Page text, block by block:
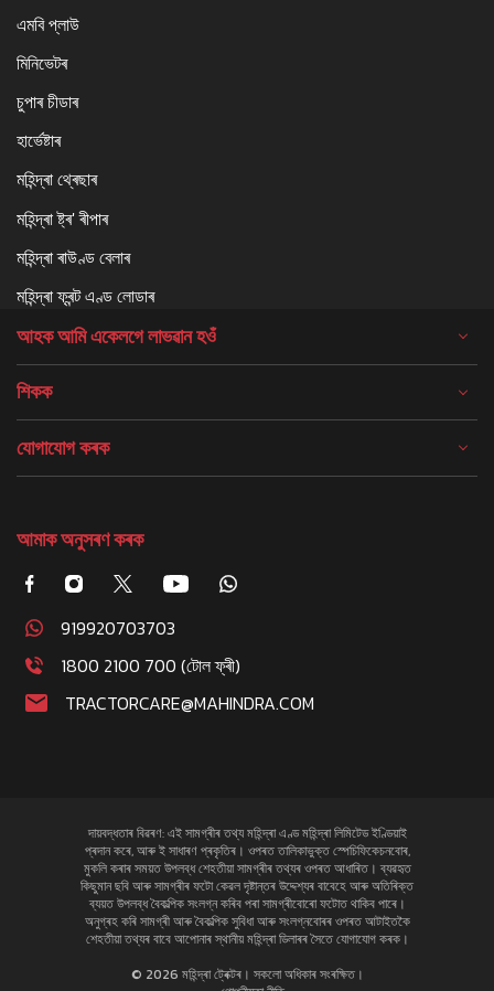
এমবি প্লাউ
মিনিভেটৰ
চুপাৰ চীডাৰ
হাৰ্ভেষ্টাৰ
মহিন্দ্ৰা থ্ৰেছাৰ
মহিন্দ্ৰা ষ্ট্ৰ' ৰীপাৰ
মহিন্দ্ৰা ৰাউণ্ড বেলাৰ
মহিন্দ্ৰা ফ্ৰন্ট এণ্ড লোডাৰ
আহক আমি একেলগে লাভৱান হওঁ
শিকক
যোগাযোগ কৰক
আমাক অনুসৰণ কৰক
919920703703
1800 2100 700 (টোল ফ্ৰী)
TRACTORCARE@MAHINDRA.COM
দায়বদ্ধতাৰ বিৱৰণ: এই সামগ্ৰীৰ তথ্য মহিন্দ্ৰা এণ্ড মহিন্দ্ৰা লিমিটেড ইণ্ডিয়াই
প্ৰদান কৰে, আৰু ই সাধাৰণ প্ৰকৃতিৰ। ওপৰত তালিকাভুক্ত স্পেচিফিকেচনবোৰ,
মুকলি কৰাৰ সময়ত উপলব্ধ শেহতীয়া সামগ্ৰীৰ তথ্যৰ ওপৰত আধাৰিত। ব্যৱহৃত
কিছুমান ছবি আৰু সামগ্ৰীৰ ফটো কেৱল দৃষ্টান্তৰ উদ্দেশ্যৰ বাবেহে আৰু অতিৰিক্ত
ব্যয়ত উপলব্ধ বৈকল্পিক সংলগ্ন কৰিব পৰা সামগ্ৰীবোৰো ফটোত থাকিব পাৰে।
অনুগ্ৰহ কৰি সামগ্ৰী আৰু বৈকল্পিক সুবিধা আৰু সংলগ্নবোৰৰ ওপৰত আটাইতকৈ
শেহতীয়া তথ্যৰ বাবে আপোনাৰ স্থানীয় মহিন্দ্ৰা ডিলাৰৰ সৈতে যোগাযোগ কৰক।
© 2026 মহিন্দ্ৰা ট্ৰেক্টৰ। সকলো অধিকাৰ সংৰক্ষিত।